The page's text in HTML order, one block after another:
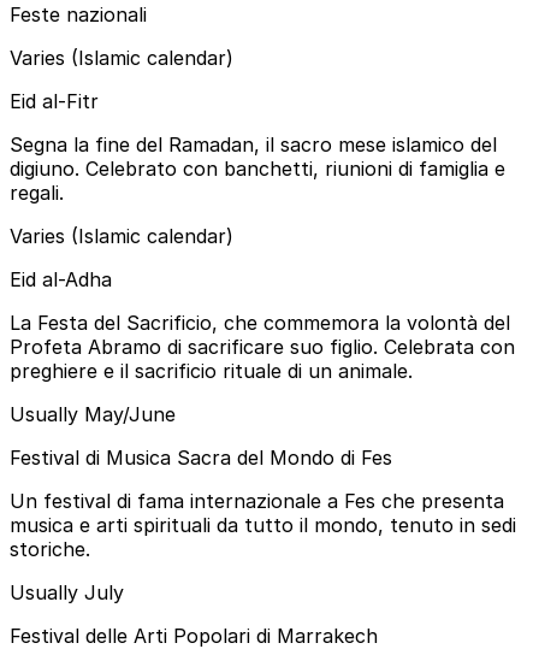
Feste nazionali
Varies (Islamic calendar)
Eid al-Fitr
Segna la fine del Ramadan, il sacro mese islamico del
digiuno. Celebrato con banchetti, riunioni di famiglia e
regali.
Varies (Islamic calendar)
Eid al-Adha
La Festa del Sacrificio, che commemora la volontà del
Profeta Abramo di sacrificare suo figlio. Celebrata con
preghiere e il sacrificio rituale di un animale.
Usually May/June
Festival di Musica Sacra del Mondo di Fes
Un festival di fama internazionale a Fes che presenta
musica e arti spirituali da tutto il mondo, tenuto in sedi
storiche.
Usually July
Festival delle Arti Popolari di Marrakech